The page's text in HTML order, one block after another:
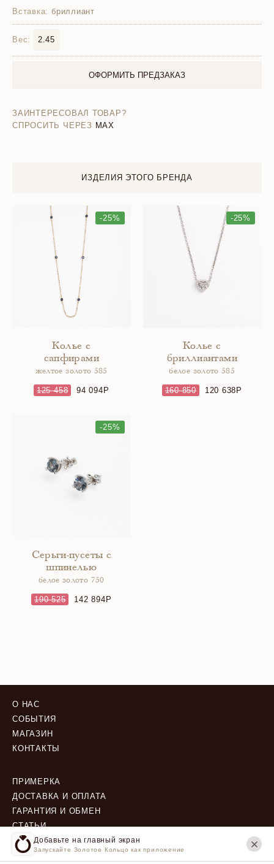
Добавьте на главный экран
Запускайте Золотое Кольцо как приложение
Вставка: бриллиант
Вес: 2.45
ОФОРМИТЬ ПРЕДЗАКАЗ
ЗАИНТЕРЕСОВАЛ ТОВАР?
СПРОСИТЬ ЧЕРЕЗ MAX
ИЗДЕЛИЯ ЭТОГО БРЕНДА
-25%
Колье с
сапфирами
желтое золото 585
125 458 94 094
-25%
Колье с
бриллиантами
белое золото 585
160 850 120 638
-25%
Серьги-пусеты с
шпинелью
белое золото 750
190 525 142 894
О НАС
СОБЫТИЯ
МАГАЗИН
КОНТАКТЫ
ПРИМЕРКА
ДОСТАВКА И ОПЛАТА
ГАРАНТИЯ И ОБМЕН
СТАТЬИ
ПОЛИТИКА КОНФИДЕНЦИАЛЬНОСТИ